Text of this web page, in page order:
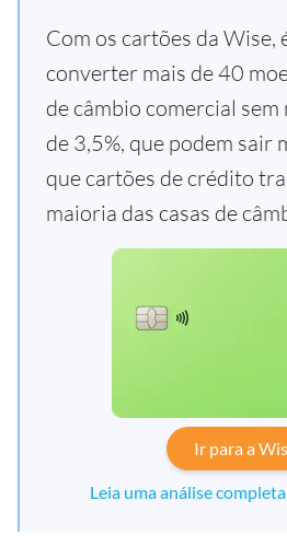
Com os cartões da Wise,
converter mais de 40
de câmbio comercial sem
de 3,5%, que podem sair
que cartões de crédito
maioria das casas de
Ir para a
Leia uma análise